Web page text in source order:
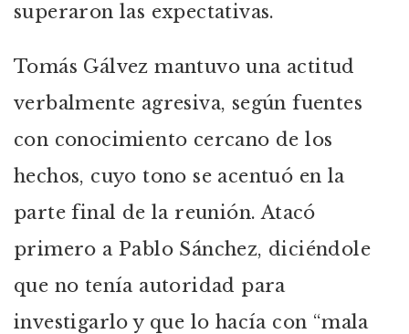
superaron las expectativas.
Tomás Gálvez mantuvo una actitud
verbalmente agresiva, según fuentes
con conocimiento cercano de los
hechos, cuyo tono se acentuó en la
parte final de la reunión. Atacó
primero a Pablo Sánchez, diciéndole
que no tenía autoridad para
investigarlo y que lo hacía con “mala